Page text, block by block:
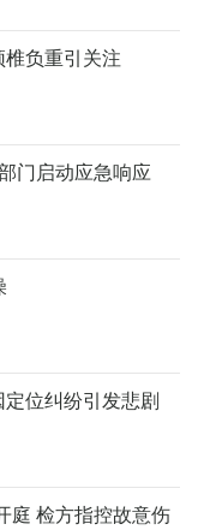
负重引关注
门启动应急响应
位纠纷引发悲剧
庭 检方指控故意伤